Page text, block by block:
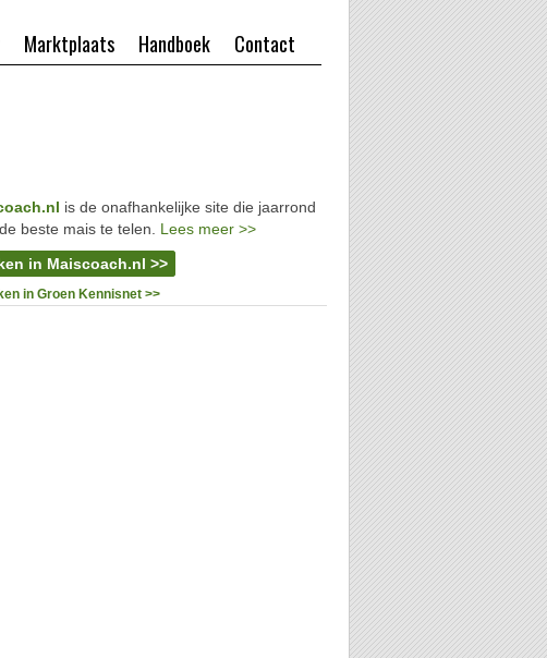
Contact
Handboek
Marktplaats
is de onafhankelijke site die jaarrond
beste mais te telen. Lees meer >>
in Maiscoach.nl >>
in Groen Kennisnet >>